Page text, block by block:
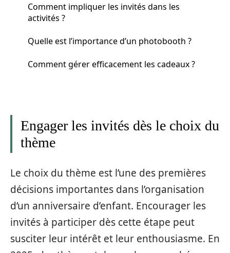
Comment impliquer les invités dans les
activités ?
Quelle est l’importance d’un photobooth ?
Comment gérer efficacement les cadeaux ?
Engager les invités dès le choix du
thème
Le choix du thème est l’une des premières
décisions importantes dans l’organisation
d’un anniversaire d’enfant. Encourager les
invités à participer dès cette étape peut
susciter leur intérêt et leur enthousiasme. En